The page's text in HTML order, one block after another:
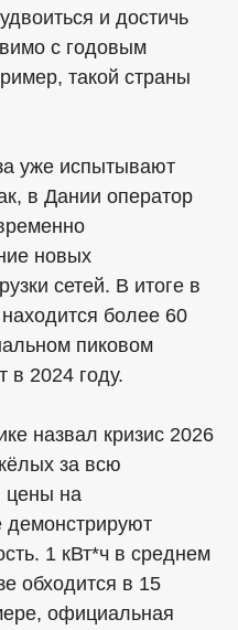
и достичь
с годовым
такой страны
уже испытывают
в Дании оператор
новых
сетей. В итоге в
более 60
пиковом
в 2024 году.
назвал кризис 2026
за всю
цены на
демонстрируют
1 кВт*ч в среднем
обходится в 15
официальная